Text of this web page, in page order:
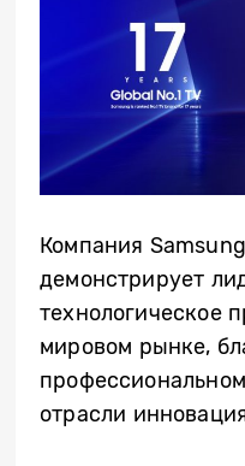
Компания
демонстрирует
технологическое
мировом рынке,
отрасли